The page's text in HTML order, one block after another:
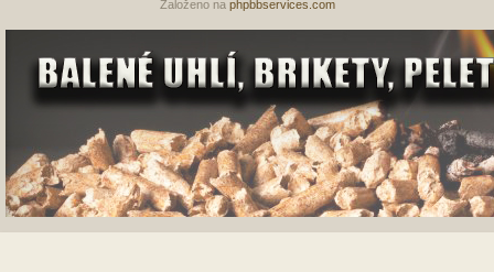
Založeno na phpbbservices.com